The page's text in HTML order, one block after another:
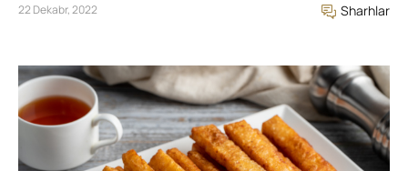
22 Dekabr, 2022 Sharhlar